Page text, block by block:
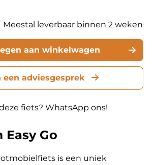
Meestal leverbaar binnen 2 weken
aan winkelwagen
een adviesgesprek
fiets? WhatsApp ons!
Easy Go
is een uniek